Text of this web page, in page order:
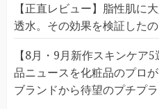
【正直レビュー】脂性肌に
透水。その効果を検証した
【8月・9月新作スキンケア
品ニュースを化粧品のプロ
ブランドから待望のプチプ